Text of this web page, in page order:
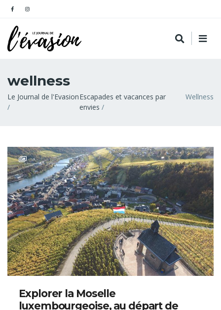
wellness
Fil
d'Ariane
Le Journal de l'EvasionEscapades et vacances par
envies
Wellness
Explorer la Moselle
luxembourgeoise, au départ de